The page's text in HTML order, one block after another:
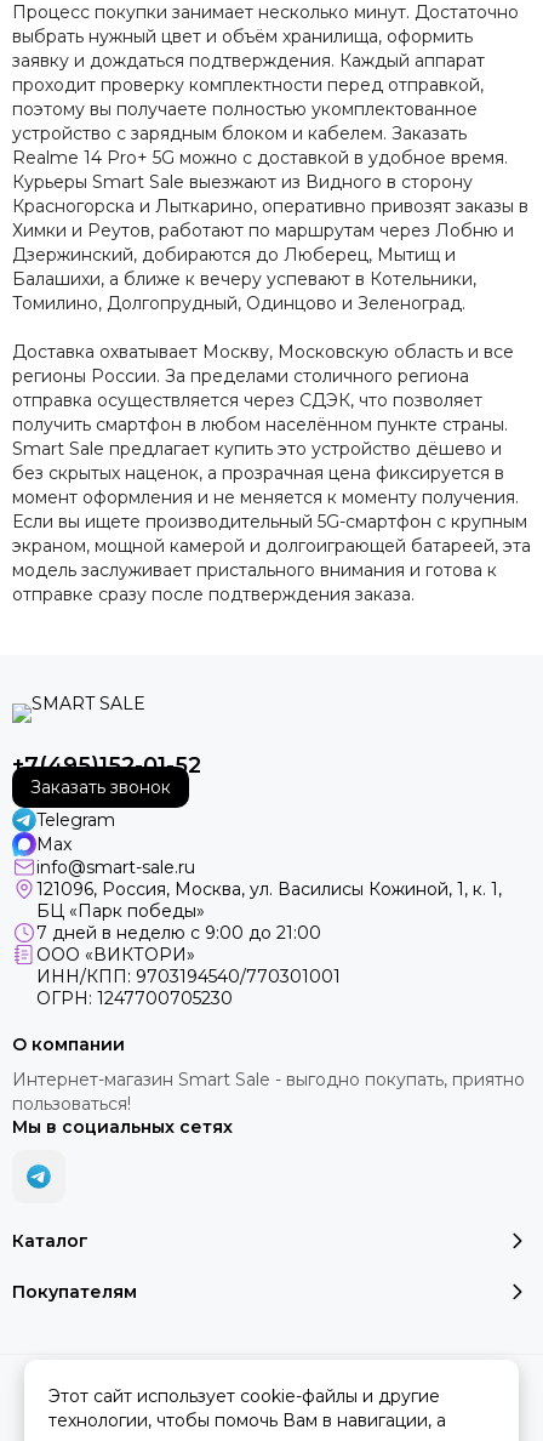
Процесс покупки занимает несколько минут. Достаточно
выбрать нужный цвет и объём хранилища, оформить
заявку и дождаться подтверждения. Каждый аппарат
проходит проверку комплектности перед отправкой,
поэтому вы получаете полностью укомплектованное
устройство с зарядным блоком и кабелем. Заказать
Realme 14 Pro+ 5G можно с доставкой в удобное время.
Курьеры Smart Sale выезжают из Видного в сторону
Красногорска и Лыткарино, оперативно привозят заказы в
Химки и Реутов, работают по маршрутам через Лобню и
Дзержинский, добираются до Люберец, Мытищ и
Балашихи, а ближе к вечеру успевают в Котельники,
Томилино, Долгопрудный, Одинцово и Зеленоград.
Доставка охватывает Москву, Московскую область и все
регионы России. За пределами столичного региона
отправка осуществляется через СДЭК, что позволяет
получить смартфон в любом населённом пункте страны.
Smart Sale предлагает купить это устройство дёшево и
без скрытых наценок, а прозрачная цена фиксируется в
момент оформления и не меняется к моменту получения.
Если вы ищете производительный 5G-смартфон с крупным
экраном, мощной камерой и долгоиграющей батареей, эта
модель заслуживает пристального внимания и готова к
отправке сразу после подтверждения заказа.
+7(495)152-01-52
Заказать звонок
Telegram
Max
info@smart-sale.ru
121096, Россия, Москва, ул. Василисы Кожиной, 1, к. 1,
БЦ «Парк победы»
7 дней в неделю с 9:00 до 21:00
ООО «ВИКТОРИ»
ИНН/КПП: 9703194540/770301001
ОГРН: 1247700705230
Каталог
Покупателям
О компании
Интернет-магазин Smart Sale - выгодно покупать, приятно
пользоваться!
Мы в социальных сетях
2026 © SMART SALE.Карта сайта
Этот сайт использует cookie-файлы и другие
технологии, чтобы помочь Вам в навигации, а